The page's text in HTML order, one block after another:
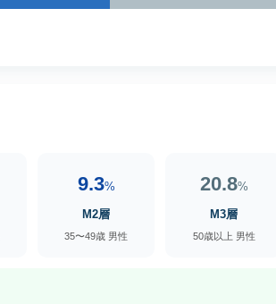
9.3%
M2層
35〜49歳 男性
20.8%
M3層
50歳以上 男性